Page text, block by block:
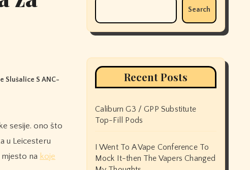
Slušalice S ANC-
u Leicesteru
na koje
Search
Recent Posts
Caliburn G3 / GPP Substitute
Top-Fill Pods
I Went To A Vape Conference To
Mock It-then The Vapers Changed